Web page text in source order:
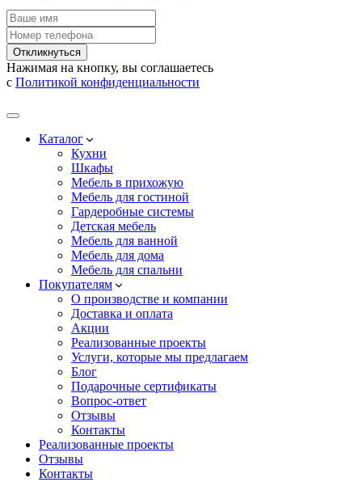
Откликнуться
Нажимая на кнопку, вы соглашаетесь
с Политикой конфиденциальности
Каталог
Кухни
Шкафы
Мебель в прихожую
Мебель для гостиной
Гардеробные системы
Детская мебель
Мебель для ванной
Мебель для дома
Мебель для спальни
Покупателям
О производстве и компании
Доставка и оплата
Акции
Реализованные проекты
Услуги, которые мы предлагаем
Блог
Подарочные сертификаты
Вопрос-ответ
Отзывы
Контакты
Реализованные проекты
Отзывы
Контакты